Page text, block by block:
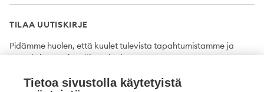
TILAA UUTISKIRJE
Pidämme huolen, että kuulet tulevista tapahtumistamme ja
uutuuksista ensimmäisten joukossa.
Tilaa
Tietoa sivustolla käytetyistä